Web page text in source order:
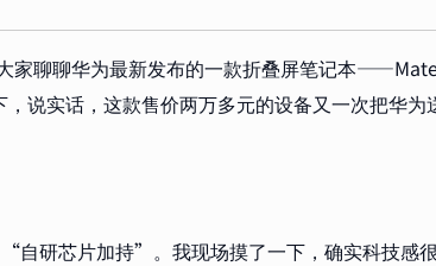
家聊聊华为最新发布的一款折叠屏笔记本
说实话，这款售价两万多元的设备又一次把华为
研芯片加持”。我现场摸了一下，确实科技感